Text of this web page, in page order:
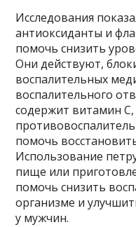
Исследования
антиоксиданты и
помочь снизить
Они действуют,
воспалительных
воспалительного
содержит витамин
помочь
Использование
пище или
помочь снизить
организме и
у мужчин.